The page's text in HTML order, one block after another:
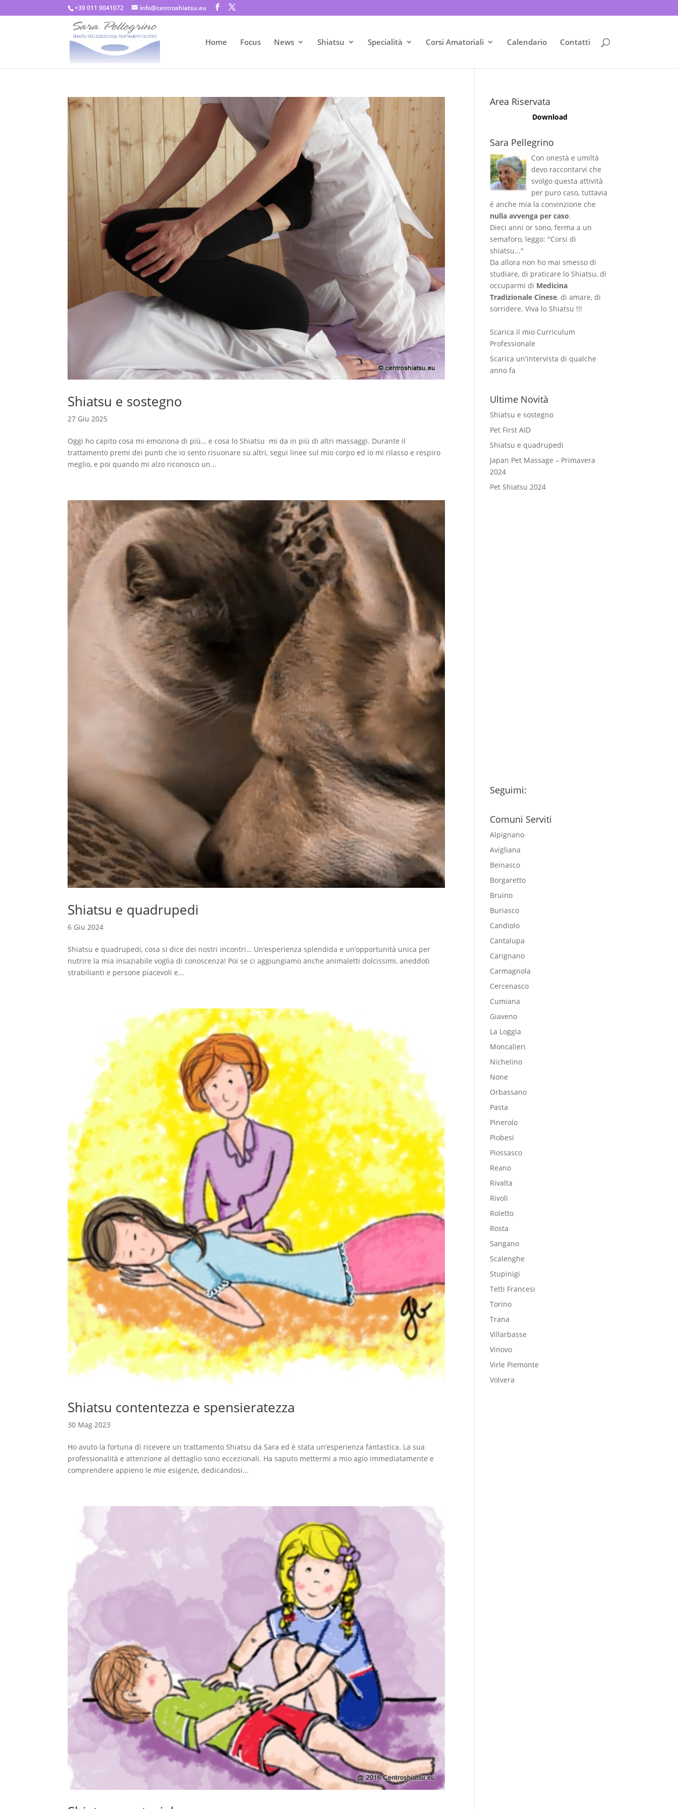
+39 011 9041072 info@centroshiatsu.eu
Home Focus News Shiatsu Specialità Corsi Amatoriali Calendario Contatti
Shiatsu e sostegno
27 Giu 2025
Oggi ho capito cosa mi emoziona di più… e cosa lo Shiatsu mi da in più di altri massaggi. Durante il
trattamento premi dei punti che io sento risuonare su altri, segui linee sul mio corpo ed io mi rilasso e respiro
meglio, e poi quando mi alzo riconosco un...
Shiatsu e quadrupedi
6 Giu 2024
Shiatsu e quadrupedi, cosa si dice dei nostri incontri… Un’esperienza splendida e un’opportunità unica per
nutrire la mia insaziabile voglia di conoscenza! Poi se ci aggiungiamo anche animaletti dolcissimi, aneddoti
strabilianti e persone piacevoli e...
Shiatsu contentezza e spensieratezza
30 Mag 2023
Ho avuto la fortuna di ricevere un trattamento Shiatsu da Sara ed è stata un’esperienza fantastica. La sua
professionalità e attenzione al dettaglio sono eccezionali. Ha saputo mettermi a mio agio immediatamente e
comprendere appieno le mie esigenze, dedicandosi...
Area Riservata
Download
Sara Pellegrino
Con onestà e umiltà
devo raccontarvi che
svolgo questa attività
per puro caso, tuttavia
è anche mia la convinzione che
nulla avvenga per caso.
Dieci anni or sono, ferma a un
semaforo, leggo: "Corsi di
shiatsu..."
Da allora non ho mai smesso di
studiare, di praticare lo Shiatsu, di
occuparmi di Medicina
Tradizionale Cinese, di amare, di
sorridere. Viva lo Shiatsu !!!
Scarica il mio Curriculum
Professionale
Scarica un'intervista di qualche
anno fa
Ultime Novità
Shiatsu e sostegno
Pet First AID
Shiatsu e quadrupedi
Japan Pet Massage – Primavera
2024
Pet Shiatsu 2024
Seguimi:
Comuni Serviti
Alpignano
Avigliana
Beinasco
Borgaretto
Bruino
Buriasco
Candiolo
Cantalupa
Carignano
Carmagnola
Cercenasco
Cumiana
Giaveno
La Loggia
Moncalieri
Nichelino
None
Orbassano
Pasta
Pinerolo
Piobesi
Piossasco
Reano
Rivalta
Rivoli
Roletto
Rosta
Sangano
Scalenghe
Stupinigi
Tetti Francesi
Torino
Trana
Villarbasse
Vinovo
Virle Piemonte
Volvera